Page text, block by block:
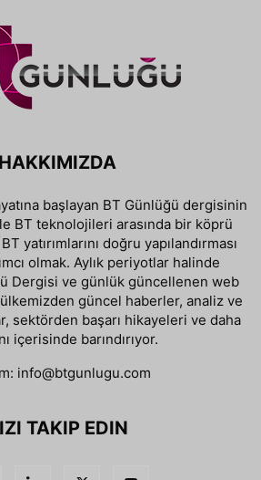
HAKKIMIZDA
başlayan BT Günlüğü dergisinin
BT teknolojileri arasında bir köprü
yatırımlarını doğru yapılandırması
olmak. Aylık periyotlar halinde
Dergisi ve günlük güncellenen web
güncel haberler, analiz ve
sektörden başarı hikayeleri ve daha
içerisinde barındırıyor.
info@btgunlugu.com
TAKIP EDIN